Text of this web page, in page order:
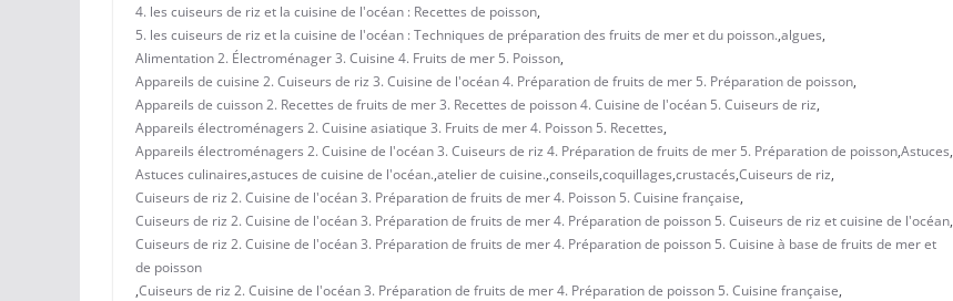
4. les cuiseurs de riz et la cuisine de l'océan : Recettes de poisson,
5. les cuiseurs de riz et la cuisine de l'océan : Techniques de préparation des fruits de mer et du poisson.,algues,
Alimentation 2. Électroménager 3. Cuisine 4. Fruits de mer 5. Poisson,
Appareils de cuisine 2. Cuiseurs de riz 3. Cuisine de l'océan 4. Préparation de fruits de mer 5. Préparation de poisson,
Appareils de cuisson 2. Recettes de fruits de mer 3. Recettes de poisson 4. Cuisine de l'océan 5. Cuiseurs de riz,
Appareils électroménagers 2. Cuisine asiatique 3. Fruits de mer 4. Poisson 5. Recettes,
Appareils électroménagers 2. Cuisine de l'océan 3. Cuiseurs de riz 4. Préparation de fruits de mer 5. Préparation de poisson,Astuces,
Astuces culinaires,astuces de cuisine de l'océan.,atelier de cuisine.,conseils,coquillages,crustacés,Cuiseurs de riz,
Cuiseurs de riz 2. Cuisine de l'océan 3. Préparation de fruits de mer 4. Poisson 5. Cuisine française,
Cuiseurs de riz 2. Cuisine de l'océan 3. Préparation de fruits de mer 4. Préparation de poisson 5. Cuiseurs de riz et cuisine de l'océan,
Cuiseurs de riz 2. Cuisine de l'océan 3. Préparation de fruits de mer 4. Préparation de poisson 5. Cuisine à base de fruits de mer et
de poisson
,Cuiseurs de riz 2. Cuisine de l'océan 3. Préparation de fruits de mer 4. Préparation de poisson 5. Cuisine française,